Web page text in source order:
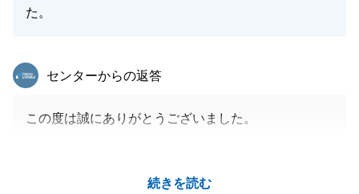
た。
続きを読む
東急リバブル
センターからの返答
この度は誠にありがとうございました。